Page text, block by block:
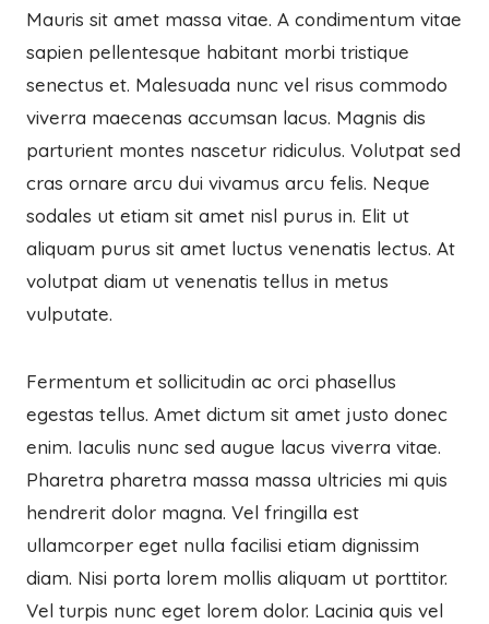
Mauris sit amet massa vitae. A condimentum vitae
sapien pellentesque habitant morbi tristique
senectus et. Malesuada nunc vel risus commodo
viverra maecenas accumsan lacus. Magnis dis
parturient montes nascetur ridiculus. Volutpat sed
cras ornare arcu dui vivamus arcu felis. Neque
sodales ut etiam sit amet nisl purus in. Elit ut
aliquam purus sit amet luctus venenatis lectus. At
volutpat diam ut venenatis tellus in metus
vulputate.
Fermentum et sollicitudin ac orci phasellus
egestas tellus. Amet dictum sit amet justo donec
enim. Iaculis nunc sed augue lacus viverra vitae.
Pharetra pharetra massa massa ultricies mi quis
hendrerit dolor magna. Vel fringilla est
ullamcorper eget nulla facilisi etiam dignissim
diam. Nisi porta lorem mollis aliquam ut porttitor.
Vel turpis nunc eget lorem dolor. Lacinia quis vel